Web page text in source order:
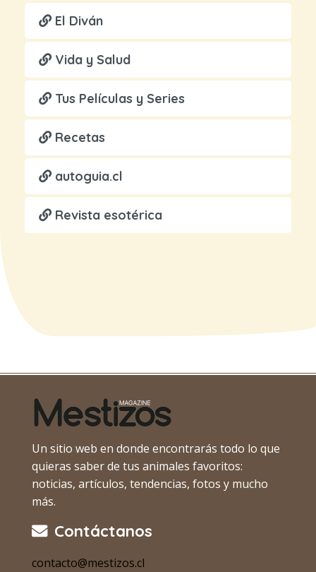
El Diván
Vida y Salud
Tus Películas y Series
Recetas
autoguia.cl
Revista esotérica
Un sitio web en donde encontrarás todo lo que
quieras saber de tus animales favoritos:
noticias, artículos, tendencias, fotos y mucho
más.
Contáctanos
contacto@mestizos.cl